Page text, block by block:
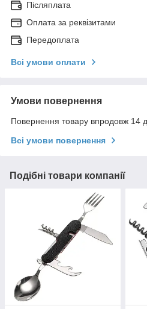
Післяплата
Оплата за реквізитами
Передоплата
Всі умови оплати
Умови повернення
Повернення товару впродовж 14
Всі умови повернення
Подібні товари компанії